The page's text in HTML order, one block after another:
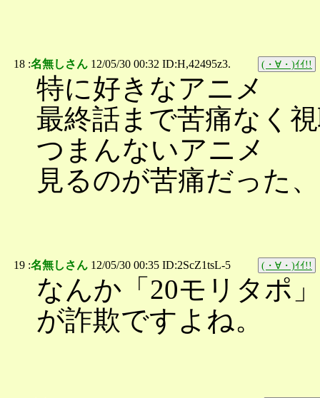
18 :名無しさん 12/05/30 00:32 ID:H,42495z3. (・∀・)ｲｲ!!
特に好きなアニメ
最終話まで苦痛なく
つまんないアニメ
見るのが苦痛だった
19 :名無しさん 12/05/30 00:35 ID:2ScZ1tsL-5 (・∀・)ｲｲ!!
なんか「20モリタポ
が詐欺ですよね。